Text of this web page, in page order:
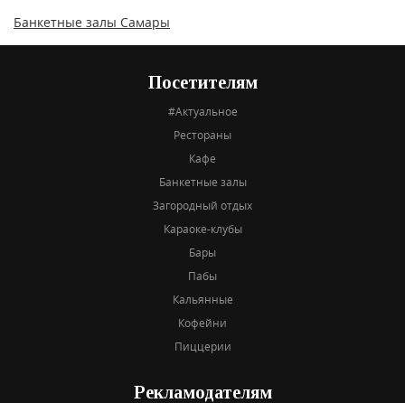
Банкетные залы Самары
Посетителям
#Актуальное
Рестораны
Кафе
Банкетные залы
Загородный отдых
Караоке-клубы
Бары
Пабы
Кальянные
Кофейни
Пиццерии
Рекламодателям